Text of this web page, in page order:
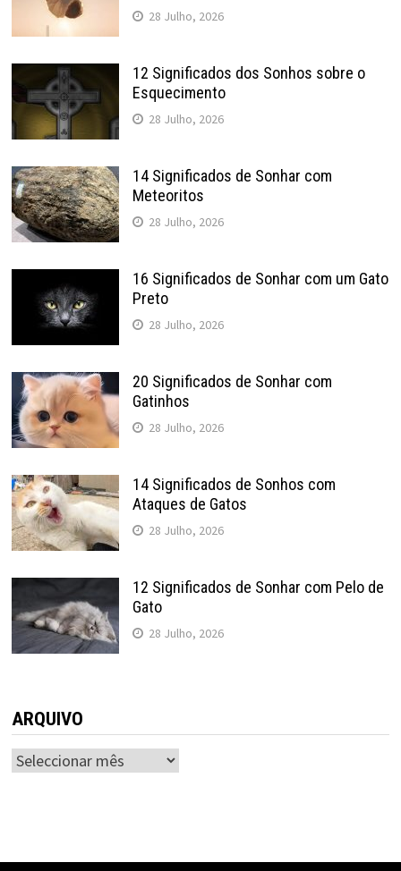
28 Julho, 2026
12 Significados dos Sonhos sobre o
Esquecimento
28 Julho, 2026
14 Significados de Sonhar com
Meteoritos
28 Julho, 2026
16 Significados de Sonhar com um Gato
Preto
28 Julho, 2026
20 Significados de Sonhar com
Gatinhos
28 Julho, 2026
14 Significados de Sonhos com
Ataques de Gatos
28 Julho, 2026
12 Significados de Sonhar com Pelo de
Gato
28 Julho, 2026
ARQUIVO
ARQUIVO